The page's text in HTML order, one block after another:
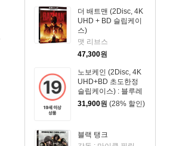
더 배트맨 (2Disc, 4K
UHD + BD 슬립케이
스)
맷 리브스
47,300원
노보케인 (2Disc, 4K
UHD+BD 초도한정
슬립케이스) : 블루레
이
31,900원 (28% 할인)
블랙 탱크